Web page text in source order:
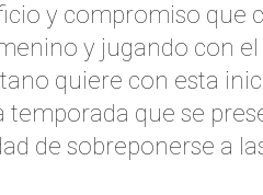
y compromiso
y jugando con
quiere con esta
que se
de sobreponerse